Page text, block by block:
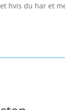
du har et